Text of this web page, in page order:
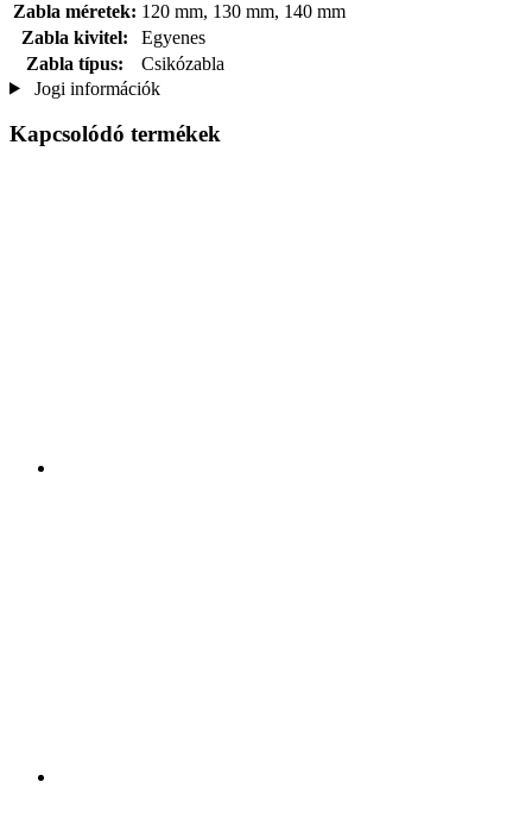
Zabla méretek: 120 mm, 130 mm, 140 mm
Zabla kivitel:
Egyenes
Zabla típus:
Csikózabla
Jogi információk
Kapcsolódó termékek